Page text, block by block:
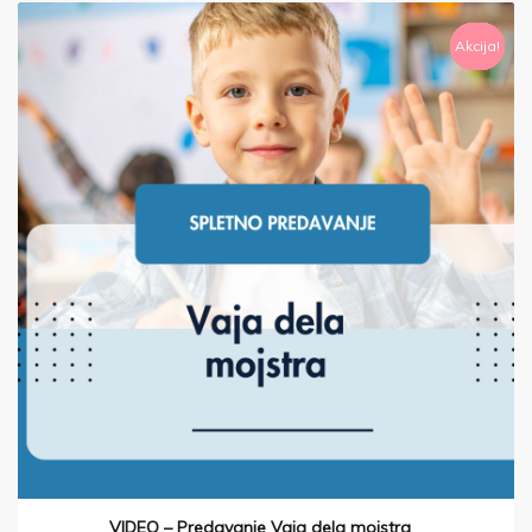
Akcija!
Akcija!
Akcija!
Akcija!
Akcija!
Akcija!
Akcija!
Akcija!
VIDEO – Predavanje Vaja dela mojstra